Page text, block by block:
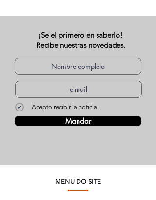
¡Se el primero en saberlo!
Recibe nuestras novedades.
Acepto recibir la noticia.
Mandar
MENU DO SITE